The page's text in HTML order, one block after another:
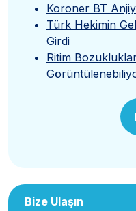
Koroner BT
Türk Hekimin
Girdi
Ritim
Bize Ulaşın